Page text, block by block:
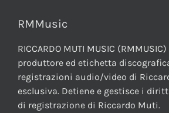
RMMusic
RICCARDO MUTI MUSIC (RMMUSIC)
produttore ed etichetta
registrazioni audio/video di
esclusiva. Detiene e gestisce i
di registrazione di Riccardo Muti.